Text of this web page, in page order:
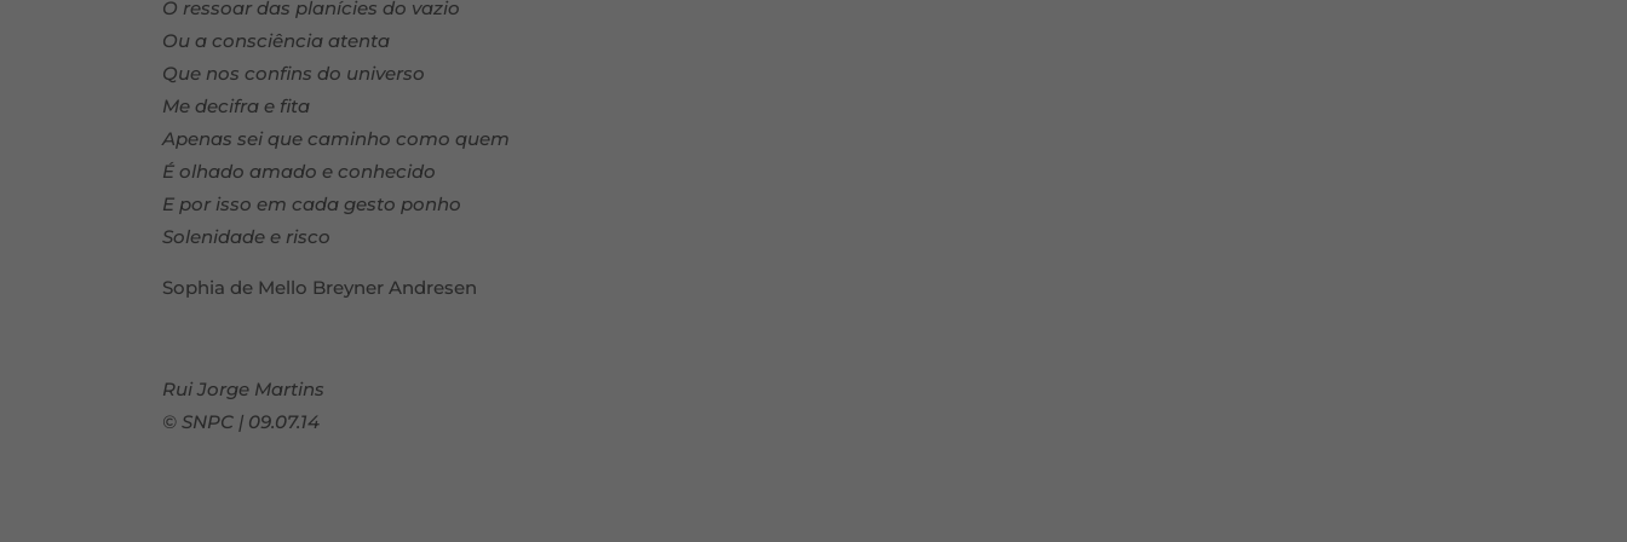
O ressoar das planícies do vazio
Ou a consciência atenta
Que nos confins do universo
Me decifra e fita
Apenas sei que caminho como quem
É olhado amado e conhecido
E por isso em cada gesto ponho
Solenidade e risco
Sophia de Mello Breyner Andresen
Rui Jorge Martins
© SNPC | 09.07.14